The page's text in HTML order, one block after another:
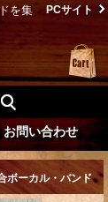
を集
PCサイト
お問い合わせ
ボーカル・バンド